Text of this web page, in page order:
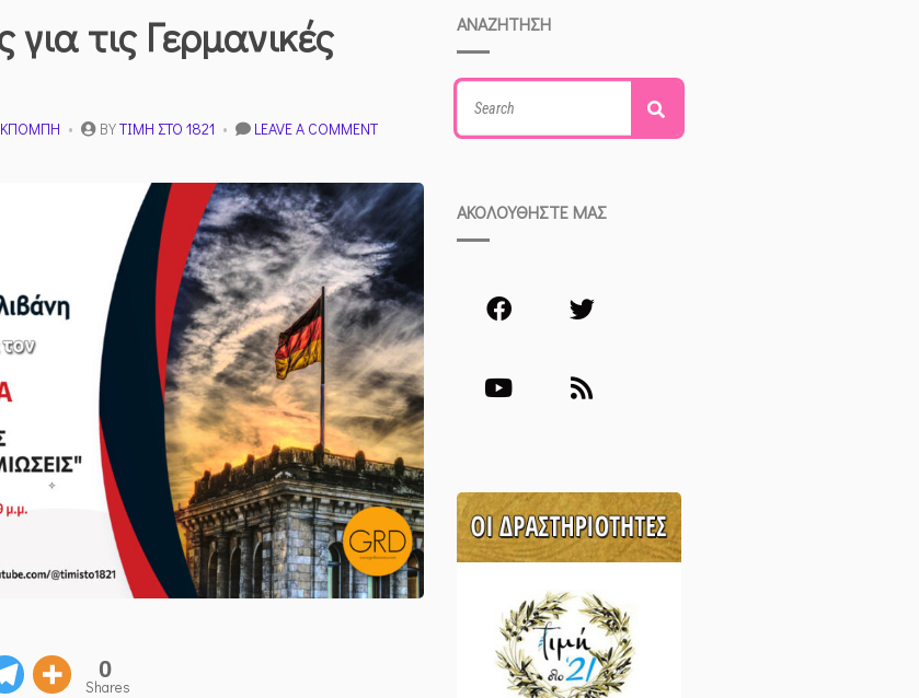
τις Γερμανικές
BYΤΙΜΉ ΣΤΟ 1821 LEAVE A COMMENTON
ΓΙΑ
ΤΙΣ
ΓΕΡΜΑΝΙΚΈΣ
ΑΠΟΖΗΜΙΏΣΕΙΣ
0
Shares
ΑΝΑΖΗΤΗΣΗ
Search
for:
ΑΚΟΛΟΥΘΗΣΤΕ ΜΑΣ